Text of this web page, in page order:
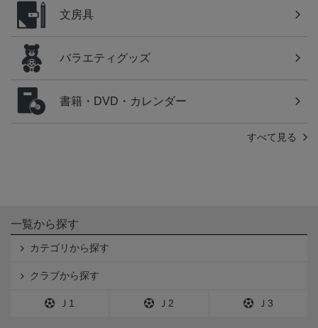
文房具
バラエティグッズ
書籍・DVD・カレンダー
すべて見る
一覧から探す
カテゴリから探す
クラブから探す
Ｊ1 Ｊ2 Ｊ3